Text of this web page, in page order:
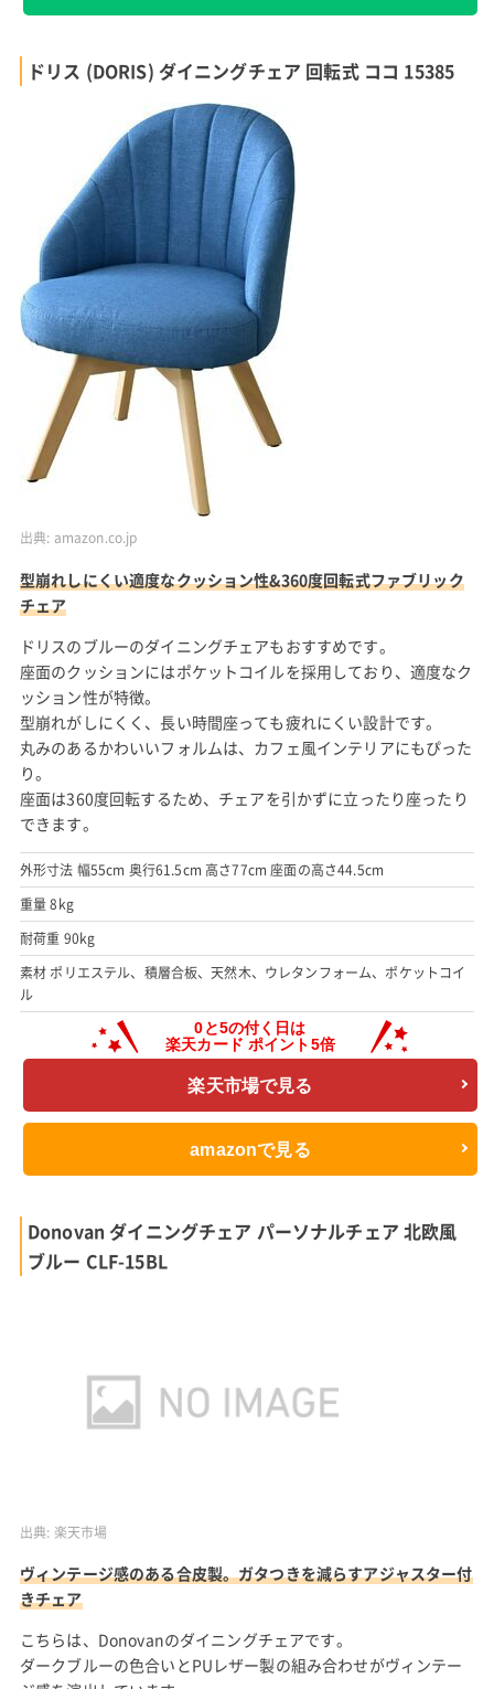
ドリス (DORIS) ダイニングチェア 回転式 ココ 15385
出典: amazon.co.jp
型崩れしにくい適度なクッション性&360度回転式ファブリック
チェア
ドリスのブルーのダイニングチェアもおすすめです。
座面のクッションにはポケットコイルを採用しており、適度なク
ッション性が特徴。
型崩れがしにくく、長い時間座っても疲れにくい設計です。
丸みのあるかわいいフォルムは、カフェ風インテリアにもぴった
り。
座面は360度回転するため、チェアを引かずに立ったり座ったり
できます。
外形寸法 幅55cm 奥行61.5cm 高さ77cm 座面の高さ44.5cm
重量 8kg
耐荷重 90kg
素材 ポリエステル、積層合板、天然木、ウレタンフォーム、ポケットコイ
ル
楽天市場で見る
amazonで見る
Donovan ダイニングチェア パーソナルチェア 北欧風
ブルー CLF-15BL
出典: 楽天市場
ヴィンテージ感のある合皮製。ガタつきを減らすアジャスター付
きチェア
こちらは、Donovanのダイニングチェアです。
ダークブルーの色合いとPUレザー製の組み合わせがヴィンテー